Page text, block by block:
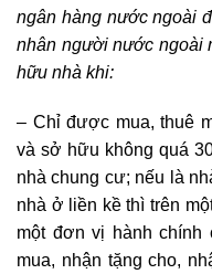
ngân hàng nước ngoài
nhân người nước ngoài
hữu nhà khi:
– Chỉ được mua, thuê
và sở hữu không quá
nhà chung cư; nếu là
nhà ở liền kề thì trên
một đơn vị hành
mua, nhận tặng cho,